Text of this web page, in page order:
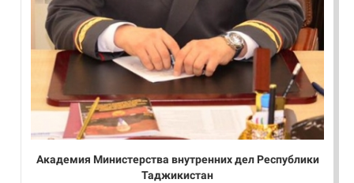
Академия Министерства внутренних дел Республики
Таджикистан